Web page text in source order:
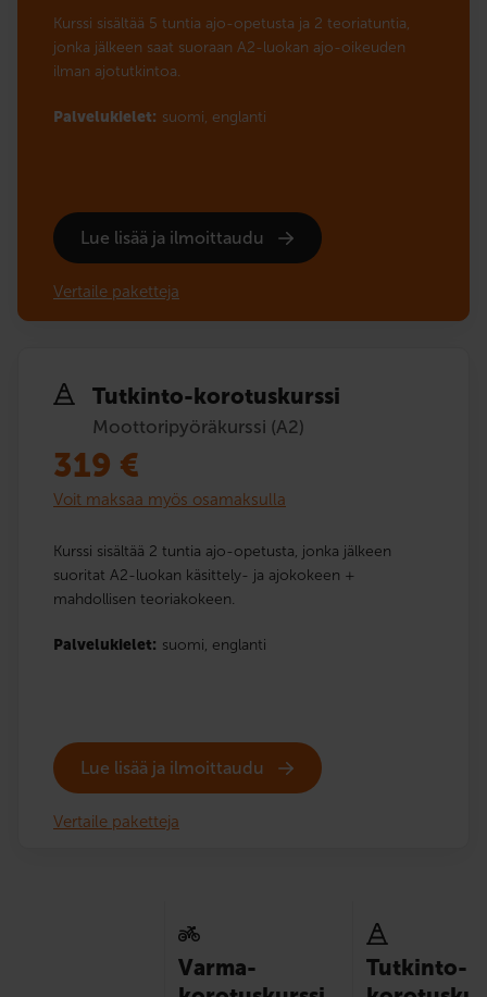
Kurssi sisältää 5 tuntia ajo-opetusta ja 2 teoriatuntia,
jonka jälkeen saat suoraan A2-luokan ajo-oikeuden
ilman ajotutkintoa.
Palvelukielet: suomi, englanti
Lue lisää ja ilmoittaudu
Vertaile paketteja
Tutkinto-korotuskurssi
Moottoripyöräkurssi (A2)
319 €
Voit maksaa myös osamaksulla
Kurssi sisältää 2 tuntia ajo-opetusta, jonka jälkeen
suoritat A2-luokan käsittely- ja ajokokeen +
mahdollisen teoriakokeen.
Palvelukielet: suomi, englanti
Lue lisää ja ilmoittaudu
Vertaile paketteja
Varma-
Tutkinto-